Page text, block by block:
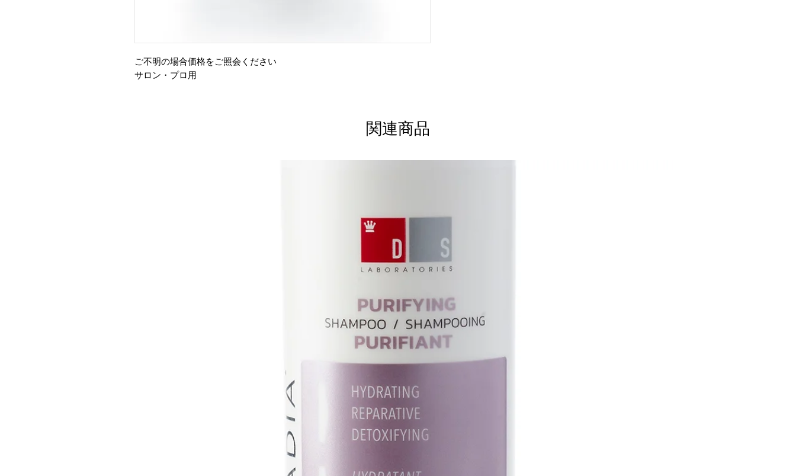
ご不明の場合価格をご照会ください
サロン・プロ用
関連商品